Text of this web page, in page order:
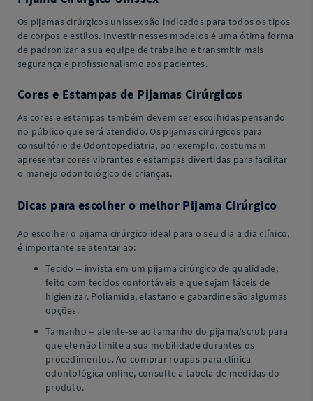
Os pijamas cirúrgicos unissex são indicados para todos os tipos
de corpos e estilos. Investir nesses modelos é uma ótima forma
de padronizar a sua equipe de trabalho e transmitir mais
segurança e profissionalismo aos pacientes.
Cores e Estampas de Pijamas Cirúrgicos
As cores e estampas também devem ser escolhidas pensando
no público que será atendido. Os pijamas cirúrgicos para
consultório de Odontopediatria, por exemplo, costumam
apresentar cores vibrantes e estampas divertidas para facilitar
o manejo odontológico de crianças.
Dicas para escolher o melhor Pijama Cirúrgico
Ao escolher o pijama cirúrgico ideal para o seu dia a dia clínico,
é importante se atentar ao:
Tecido – invista em um pijama cirúrgico de qualidade,
feito com tecidos confortáveis e que sejam fáceis de
higienizar. Poliamida, elastano e gabardine são algumas
opções.
Tamanho – atente-se ao tamanho do pijama/scrub para
que ele não limite a sua mobilidade durantes os
procedimentos. Ao comprar roupas para clínica
odontológica online, consulte a tabela de medidas do
produto.